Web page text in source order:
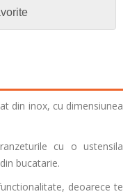
din inox, cu dimensiunea
cu o ustensila
bucatarie.
deoarece te